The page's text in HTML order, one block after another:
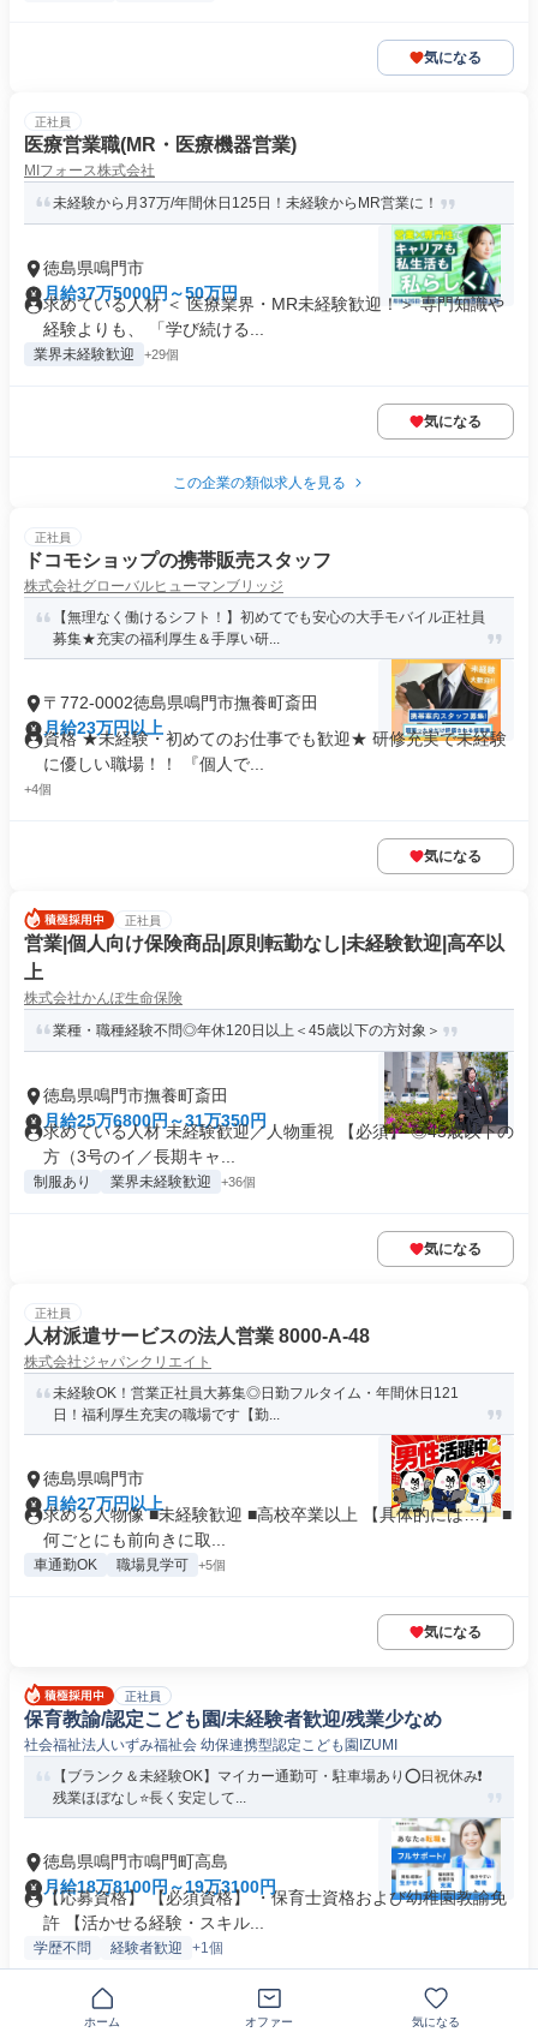
気になる
正社員
医療営業職(MR・医療機器営業)
MIフォース株式会社
未経験から月37万/年間休日125日！未経験からMR営業に！
徳島県鳴門市
月給37万5000円～50万円
求めている人材 ＜ 医療業界・MR未経験歓迎！＞ 専門知識や
経験よりも、 「学び続ける...
業界未経験歓迎 +29個
気になる
この企業の類似求人を見る
正社員
ドコモショップの携帯販売スタッフ
株式会社グローバルヒューマンブリッジ
【無理なく働けるシフト！】初めてでも安心の大手モバイル正社員
募集★充実の福利厚生＆手厚い研...
〒772-0002徳島県鳴門市撫養町斎田
月給23万円以上
資格 ★未経験・初めてのお仕事でも歓迎★ 研修充実で未経験
に優しい職場！！ 『個人で...
+4個
気になる
正社員
営業|個人向け保険商品|原則転勤なし|未経験歓迎|高卒以
上
株式会社かんぽ生命保険
業種・職種経験不問◎年休120日以上＜45歳以下の方対象＞
徳島県鳴門市撫養町斎田
月給25万6800円～31万350円
求めている人材 未経験歓迎／人物重視 【必須】 ◎45歳以下の
方（3号のイ／長期キャ...
制服あり 業界未経験歓迎 +36個
気になる
正社員
人材派遣サービスの法人営業 8000-A-48
株式会社ジャパンクリエイト
未経験OK！営業正社員大募集◎日勤フルタイム・年間休日121
日！福利厚生充実の職場です【勤...
徳島県鳴門市
月給27万円以上
求める人物像 ■未経験歓迎 ■高校卒業以上 【具体的には…】 ■
何ごとにも前向きに取...
車通勤OK 職場見学可 +5個
気になる
正社員
保育教諭/認定こども園/未経験者歓迎/残業少なめ
社会福祉法人いずみ福祉会 幼保連携型認定こども園IZUMI
【ブランク＆未経験OK】マイカー通勤可・駐車場あり⭕日祝休み❗️
残業ほぼなし⭐長く安定して...
徳島県鳴門市鳴門町高島
月給18万8100円～19万3100円
【応募資格】 【必須資格】 ・保育士資格および幼稚園教諭免
許 【活かせる経験・スキル...
学歴不問 経験者歓迎 +1個
気になる
ホーム オファー 気になる